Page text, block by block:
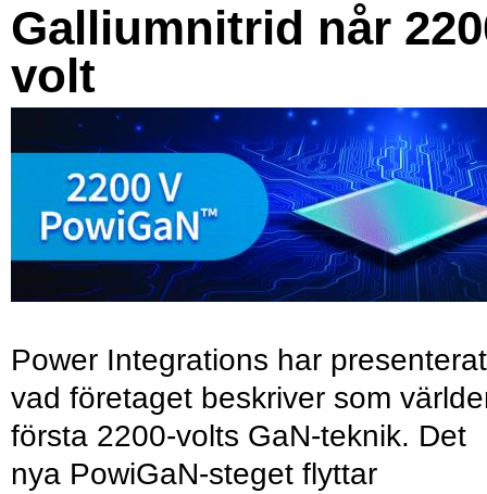
Galliumnitrid når
volt
Power Integrations har presenterat
vad företaget beskriver som
första 2200-volts GaN-teknik. Det
nya PowiGaN-steget flyttar